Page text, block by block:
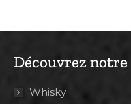
Découvrez notre
Whisky